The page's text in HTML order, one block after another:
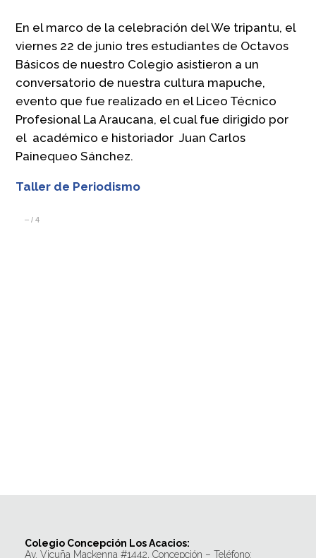
En el marco de la celebración del We tripantu, el
viernes 22 de junio tres estudiantes de Octavos
Básicos de nuestro Colegio asistieron a un
conversatorio de nuestra cultura mapuche,
evento que fue realizado en el Liceo Técnico
Profesional La Araucana, el cual fue dirigido por
el académico e historiador Juan Carlos
Painequeo Sánchez.
Taller de Periodismo
– /4
Colegio Concepción Los Acacios:
Av. Vicuña Mackenna #1442, Concepción – Teléfono: